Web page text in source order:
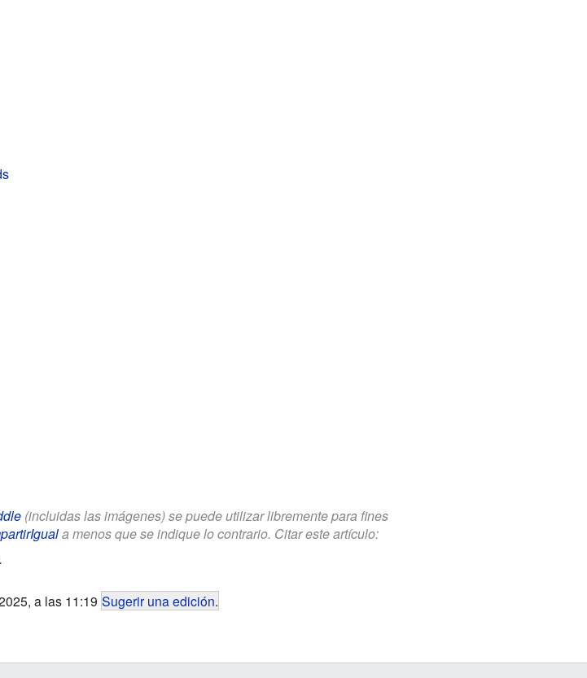
(incluidas las imágenes) se puede utilizar libremente para fines
a menos que se indique lo contrario. Citar este artículo:
a las 11:19 Sugerir una edición.